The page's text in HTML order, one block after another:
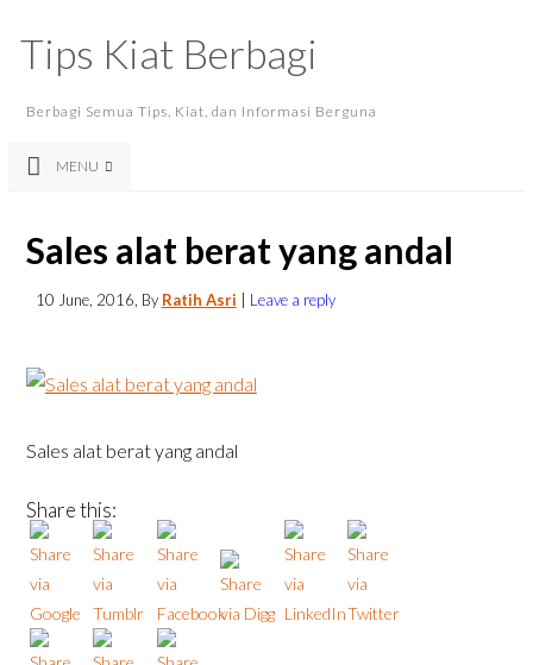
Tips Kiat Berbagi
Berbagi Semua Tips, Kiat, dan Informasi Berguna
MENU
Sales alat berat yang andal
10 June, 2016 , By Ratih Asri Leave a reply
Sales alat berat yang andal
Share this: